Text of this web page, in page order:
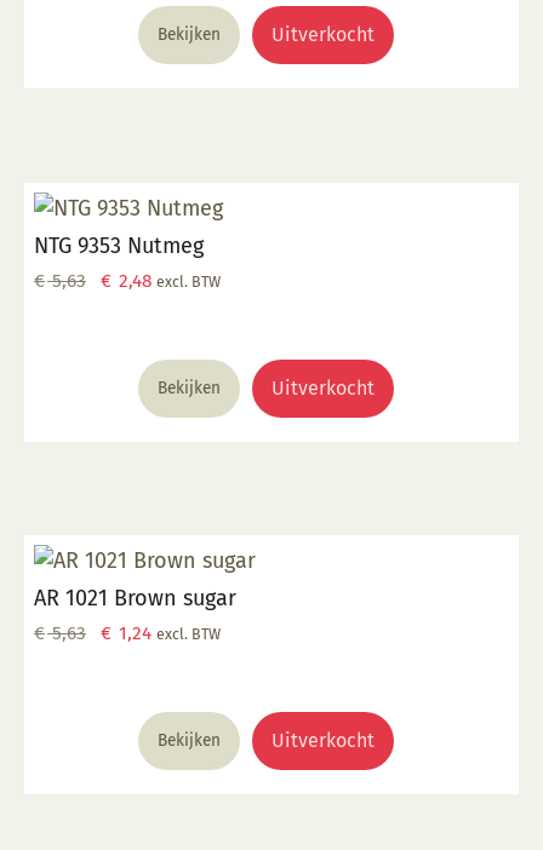
€ 4,20. € 1,65.
Bekijken Uitverkocht
NTG 9353 Nutmeg
€5,63
Oorspronkelijke
€ 2,48Huidige
€ 2,48.
excl. BTW
Bekijken Uitverkocht
AR 1021 Brown sugar
€5,63
Oorspronkelijke
€ 5,63.
€ 1,24Huidige
€ 1,24.
excl. BTW
Bekijken Uitverkocht